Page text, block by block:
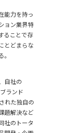
能力を持っ
ョン業界特
ることで存
とどまらな
自社の
ランド
れた独自の
題解決など
社のトータ